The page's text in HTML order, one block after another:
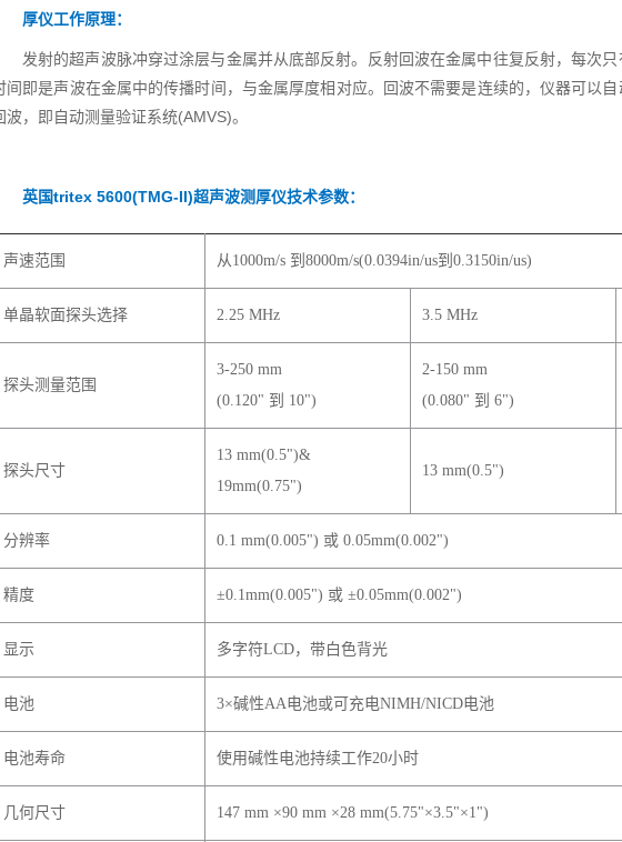
厚仪工作原理：
发射的超声波脉冲穿过涂层与金属并从底部反射。反射回波在金属中往复反射，每次
间即是声波在金属中的传播时间，与金属厚度相对应。回波不需要是连续的，仪器可以
波，即自动测量验证系统(AMVS)。
英国tritex 5600(TMG-II)超声波测厚仪技术参数：
声速范围 从1000m/s 到8000m/s(0.0394in/us到0.3150in/us)
单晶软面探头选择 2.25 MHz 3.5 MHz
探头测量范围
3-250 mm
(0.120" 到 10")
2-150 mm
(0.080" 到 6")
探头尺寸
13 mm(0.5")&
19mm(0.75")
13 mm(0.5")
分辨率 0.1 mm(0.005") 或 0.05mm(0.002")
精度 ±0.1mm(0.005") 或 ±0.05mm(0.002")
显示 多字符LCD，带白色背光
电池 3×碱性AA电池或可充电NIMH/NICD电池
电池寿命 使用碱性电池持续工作20小时
几何尺寸 147 mm ×90 mm ×28 mm(5.75"×3.5"×1")